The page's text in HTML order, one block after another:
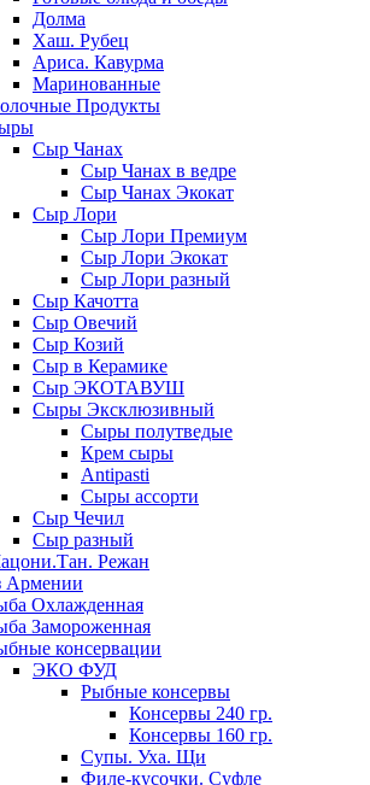
Долма
Хаш. Рубец
Ариса. Кавурма
Маринованные
Продукты
Сыр Чанах
Сыр Чанах в ведре
Сыр Чанах Экокат
Сыр Лори
Сыр Лори Премиум
Сыр Лори Экокат
Сыр Лори разный
Сыр Качотта
Сыр Овечий
Сыр Козий
Сыр в Керамике
Сыр ЭКОТАВУШ
Сыры Эксклюзивный
Сыры полутведые
Крем сыры
Antipasti
Сыры ассорти
Сыр Чечил
Сыр разный
Режан
Армении
Охлажденная
Замороженная
консервации
ЭКО ФУД
Рыбные консервы
Консервы 240 гр.
Консервы 160 гр.
Супы. Уха. Щи
Филе-кусочки. Суфле